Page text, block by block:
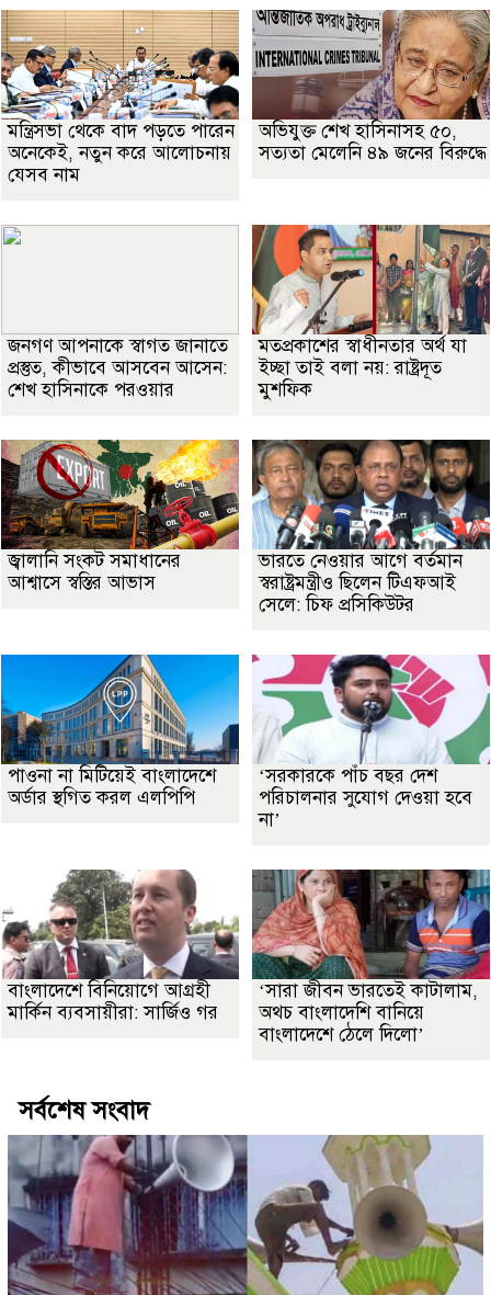
মন্ত্রিসভা থেকে বাদ পড়তে পারেন
অনেকেই, নতুন করে আলোচনায়
যেসব নাম
অভিযুক্ত শেখ হাসিনাসহ ৫০,
সত্যতা মেলেনি ৪৯ জনের বিরুদ্ধে
জনগণ আপনাকে স্বাগত জানাতে
প্রস্তুত, কীভাবে আসবেন আসেন:
শেখ হাসিনাকে পরওয়ার
মতপ্রকাশের স্বাধীনতার অর্থ যা
ইচ্ছা তাই বলা নয়: রাষ্ট্রদূত
মুশফিক
জ্বালানি সংকট সমাধানের
আশ্বাসে স্বস্তির আভাস
ভারতে নেওয়ার আগে বর্তমান
স্বরাষ্ট্রমন্ত্রীও ছিলেন টিএফআই
সেলে: চিফ প্রসিকিউটর
পাওনা না মিটিয়েই বাংলাদেশে
অর্ডার স্থগিত করল এলপিপি
‘সরকারকে পাঁচ বছর দেশ
পরিচালনার সুযোগ দেওয়া হবে
না’
বাংলাদেশে বিনিয়োগে আগ্রহী
মার্কিন ব্যবসায়ীরা: সার্জিও গর
‘সারা জীবন ভারতেই কাটালাম,
অথচ বাংলাদেশি বানিয়ে
বাংলাদেশে ঠেলে দিলো’
সর্বশেষ সংবাদ